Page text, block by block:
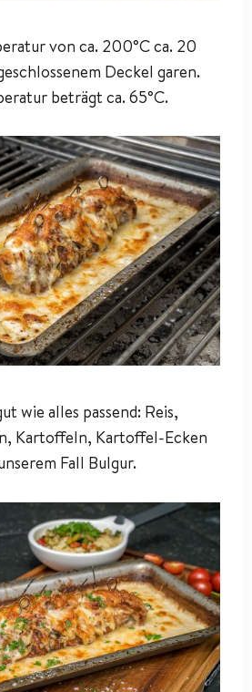
von ca. 200°C ca. 20
Deckel garen.
beträgt ca. 65°C.
wie alles passend: Reis,
Kartoffeln, Kartoffel-Ecken
Fall Bulgur.